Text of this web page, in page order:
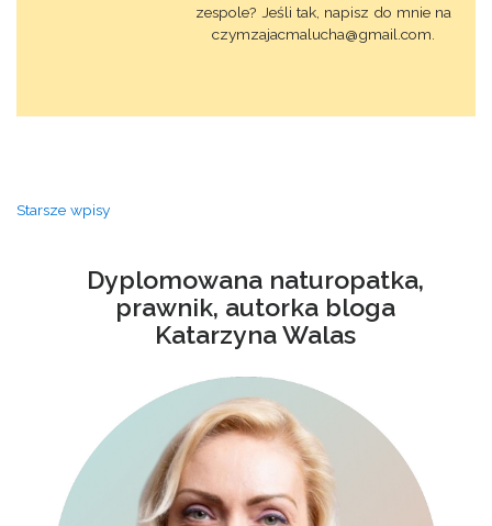
zespole? Jeśli tak, napisz do mnie na
czymzajacmalucha@gmail.com.
Nawigacja
wpisach
Starsze wpisy
Dyplomowana naturopatka,
prawnik, autorka bloga
Katarzyna Walas